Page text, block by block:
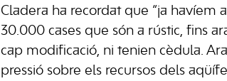
Cladera ha recordat que “ja havíem
30.000 cases que són a rústic, fins
cap modificació, ni tenien cèdula.
pressió sobre els recursos dels